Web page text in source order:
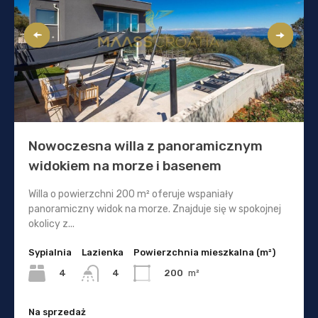
Nowoczesna willa z panoramicznym
widokiem na morze i basenem
Willa o powierzchni 200 m² oferuje wspaniały
panoramiczny widok na morze. Znajduje się w spokojnej
okolicy z...
Sypialnia
4
Lazienka
4
Powierzchnia mieszkalna (m²)
200 m²
Na sprzedaż